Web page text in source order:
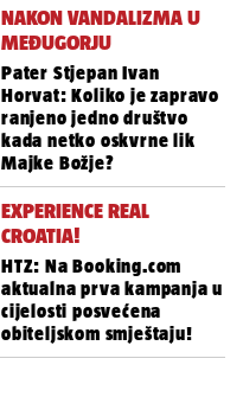
NAKON VANDALIZMA U
MEĐUGORJU
Pater Stjepan Ivan
Horvat: Koliko je zapravo
ranjeno jedno društvo
kada netko oskvrne lik
Majke Božje?
EXPERIENCE REAL
CROATIA!
HTZ: Na Booking.com
aktualna prva kampanja u
cijelosti posvećena
obiteljskom smještaju!